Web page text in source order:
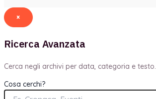
×
Ricerca Avanzata
Cerca negli archivi per data, categoria e testo.
Cosa cerchi?